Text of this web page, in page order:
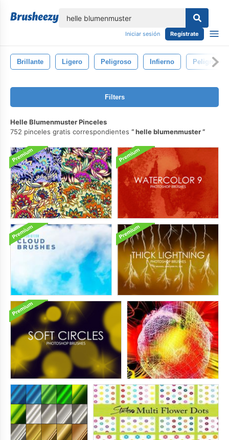
Iniciar sesión Regístrate
Brillante Ligero Peligroso Infierno Peligro
Filters
Helle Blumenmuster Pinceles
752 pinceles gratis correspondientes
helle blumenmuster